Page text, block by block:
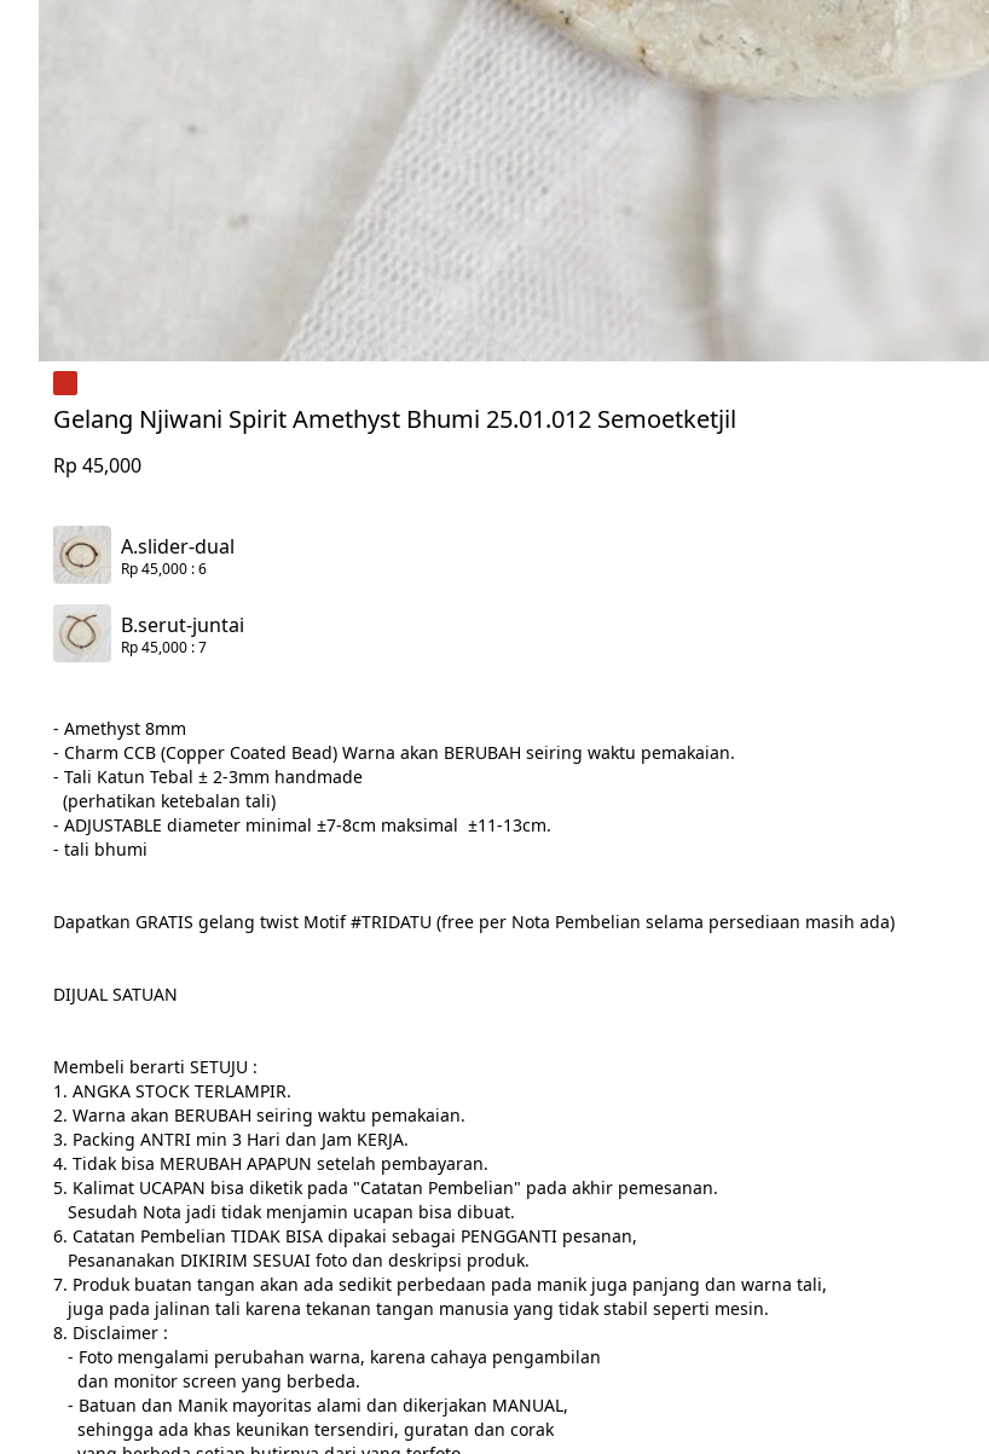
Gelang Njiwani Spirit Amethyst Bhumi 25.01.012 Semoetketjil
Rp 45,000
A.slider-dual
Rp 45,000 : 6
B.serut-juntai
Rp 45,000 : 7
- Amethyst 8mm
- Charm CCB (Copper Coated Bead) Warna akan BERUBAH seiring waktu pemakaian.
- Tali Katun Tebal ± 2-3mm handmade
- ADJUSTABLE diameter minimal ±7-8cm maksimal  ±11-13cm.
- tali bhumi
Dapatkan GRATIS gelang twist Motif #TRIDATU (free per Nota Pembelian selama persediaan masih ada)
DIJUAL SATUAN
Membeli berarti SETUJU :
1. ANGKA STOCK TERLAMPIR.
2. Warna akan BERUBAH seiring waktu pemakaian.
3. Packing ANTRI min 3 Hari dan Jam KERJA.
4. Tidak bisa MERUBAH APAPUN setelah pembayaran.
5. Kalimat UCAPAN bisa diketik pada "Catatan Pembelian" pada akhir pemesanan.
6. Catatan Pembelian TIDAK BISA dipakai sebagai PENGGANTI pesanan,
7. Produk buatan tangan akan ada sedikit perbedaan pada manik juga panjang dan warna tali,
8. Disclaimer :